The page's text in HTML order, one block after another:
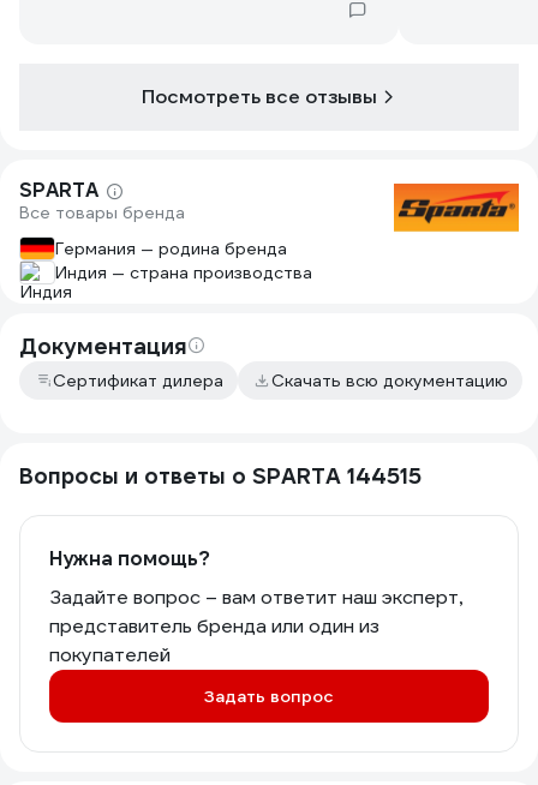
Посмотреть все отзывы
SPARTA
Все товары бренда
Германия — родина бренда
Индия — страна производства
Документация
Сертификат дилера Скачать всю документацию
Вопросы и ответы о SPARTA 144515
Нужна помощь?
Задайте вопрос – вам ответит наш эксперт,
представитель бренда или один из
покупателей
Задать вопрос